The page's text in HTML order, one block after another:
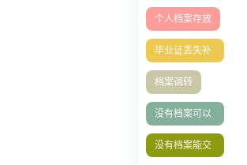
个人档案存放
毕业证丢失补
办
档案调转
没有档案可以
办理退休吗？
没有档案能交